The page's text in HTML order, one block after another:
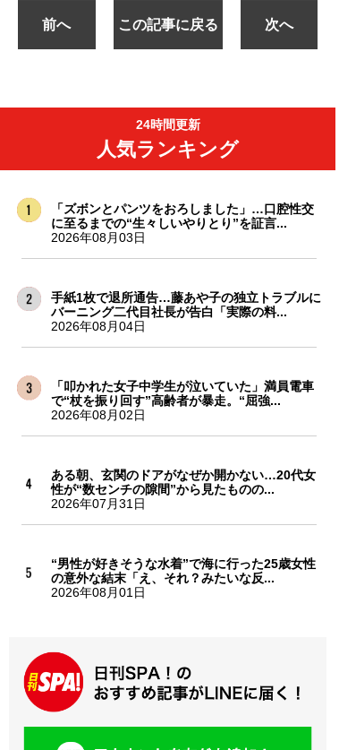
前へ この記事に戻る 次へ
24時間更新
人気ランキング
「ズボンとパンツをおろしました」…口腔性交
に至るまでの“生々しいやりとり”を証言...
2026年08月03日
手紙1枚で退所通告…藤あや子の独立トラブルに
バーニング二代目社長が告白「実際の料...
2026年08月04日
「叩かれた女子中学生が泣いていた」満員電車
で“杖を振り回す”高齢者が暴走。“屈強...
2026年08月02日
ある朝、玄関のドアがなぜか開かない…20代女
性が“数センチの隙間”から見たものの...
2026年07月31日
“男性が好きそうな水着”で海に行った25歳女性
の意外な結末「え、それ？みたいな反...
2026年08月01日